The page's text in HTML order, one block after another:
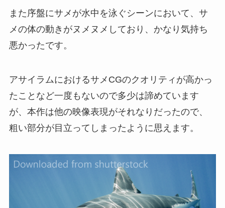
また序盤にサメが水中を泳ぐシーンにおいて、サ
メの体の動きがヌメヌメしており、かなり気持ち
悪かったです。
アサイラムにおけるサメCGのクオリティが高かっ
たことなど一度もないので多少は諦めています
が、本作は他の映像表現がそれなりだったので、
粗い部分が目立ってしまったように思えます。